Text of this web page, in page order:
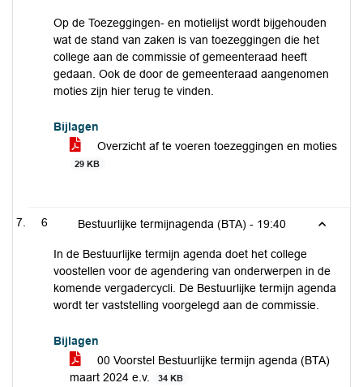
Op de Toezeggingen- en motielijst wordt bijgehouden
wat de stand van zaken is van toezeggingen die het
college aan de commissie of gemeenteraad heeft
gedaan. Ook de door de gemeenteraad aangenomen
moties zijn hier terug te vinden.
Bijlagen
Overzicht af te voeren toezeggingen en moties
29 KB
6 Bestuurlijke termijnagenda (BTA) - 19:40
In de Bestuurlijke termijn agenda doet het college
voostellen voor de agendering van onderwerpen in de
komende vergadercycli. De Bestuurlijke termijn agenda
wordt ter vaststelling voorgelegd aan de commissie.
Bijlagen
00 Voorstel Bestuurlijke termijn agenda (BTA)
maart 2024 e.v.
34 KB